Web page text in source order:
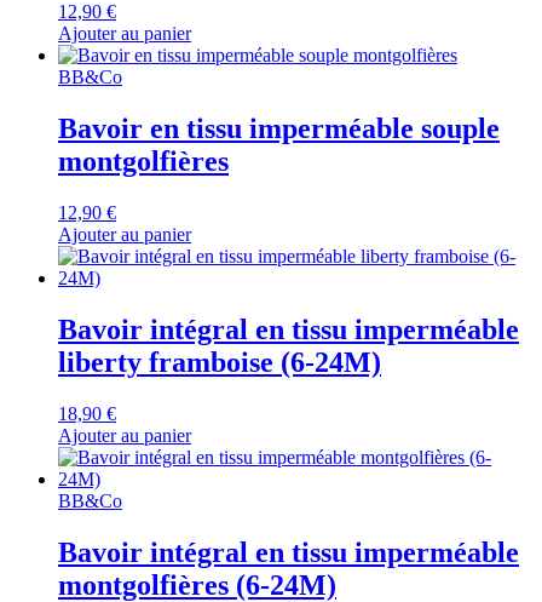
12,90 €
Ajouter au panier
BB&Co
Bavoir en tissu imperméable souple
montgolfières
12,90 €
Ajouter au panier
Bavoir intégral en tissu imperméable
liberty framboise (6-24M)
18,90 €
Ajouter au panier
BB&Co
Bavoir intégral en tissu imperméable
montgolfières (6-24M)